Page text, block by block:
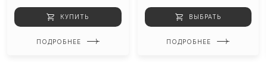
КУПИТЬ
ПОДРОБНЕЕ
ВЫБРАТЬ
ПОДРОБНЕЕ